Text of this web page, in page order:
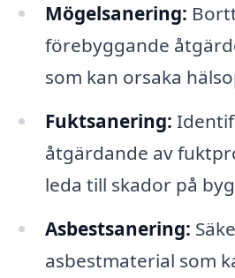
Mögelsanering:
förebyggande
som kan orsaka
Fuktsanering:
åtgärdande av
leda till skador på
Asbestsanering:
asbestmaterial som